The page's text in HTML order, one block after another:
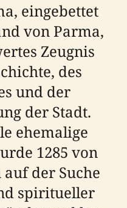
eingebettet
von Parma,
Zeugnis
des
und der
der Stadt.
ehemalige
1285 von
der Suche
spiritueller